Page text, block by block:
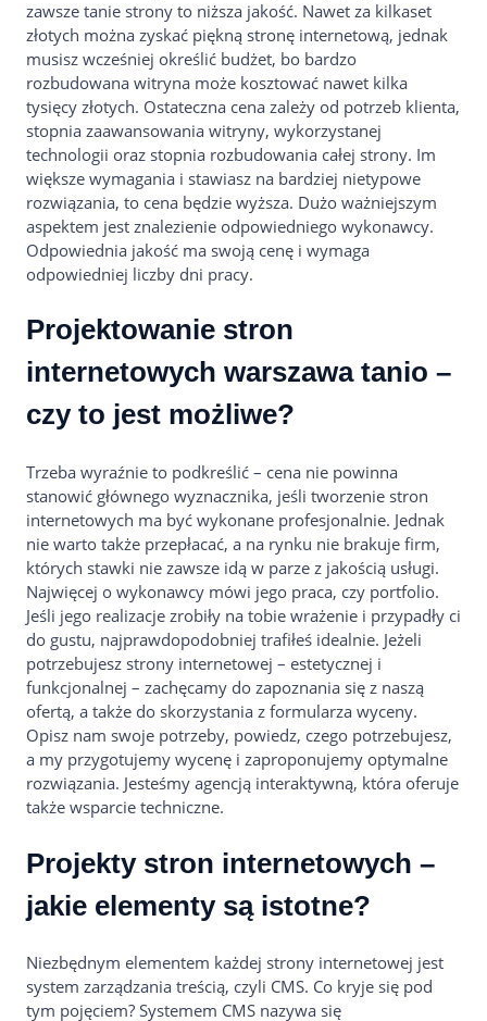
zawsze tanie strony to niższa jakość. Nawet za kilkaset
złotych można zyskać piękną stronę internetową, jednak
musisz wcześniej określić budżet, bo bardzo
rozbudowana witryna może kosztować nawet kilka
tysięcy złotych. Ostateczna cena zależy od potrzeb klienta,
stopnia zaawansowania witryny, wykorzystanej
technologii oraz stopnia rozbudowania całej strony. Im
większe wymagania i stawiasz na bardziej nietypowe
rozwiązania, to cena będzie wyższa. Dużo ważniejszym
aspektem jest znalezienie odpowiedniego wykonawcy.
Odpowiednia jakość ma swoją cenę i wymaga
odpowiedniej liczby dni pracy.
Projektowanie stron
internetowych warszawa tanio –
czy to jest możliwe?
Trzeba wyraźnie to podkreślić – cena nie powinna
stanowić głównego wyznacznika, jeśli tworzenie stron
internetowych ma być wykonane profesjonalnie. Jednak
nie warto także przepłacać, a na rynku nie brakuje firm,
których stawki nie zawsze idą w parze z jakością usługi.
Najwięcej o wykonawcy mówi jego praca, czy portfolio.
Jeśli jego realizacje zrobiły na tobie wrażenie i przypadły ci
do gustu, najprawdopodobniej trafiłeś idealnie. Jeżeli
potrzebujesz strony internetowej – estetycznej i
funkcjonalnej – zachęcamy do zapoznania się z naszą
ofertą, a także do skorzystania z formularza wyceny.
Opisz nam swoje potrzeby, powiedz, czego potrzebujesz,
a my przygotujemy wycenę i zaproponujemy optymalne
rozwiązania. Jesteśmy agencją interaktywną, która oferuje
także wsparcie techniczne.
Projekty stron internetowych –
jakie elementy są istotne?
Niezbędnym elementem każdej strony internetowej jest
system zarządzania treścią, czyli CMS. Co kryje się pod
tym pojęciem? Systemem CMS nazywa się